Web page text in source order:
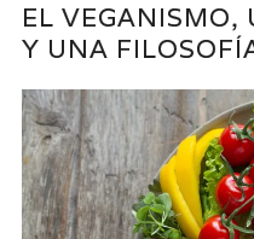
EL VEGANISMO,
Y UNA